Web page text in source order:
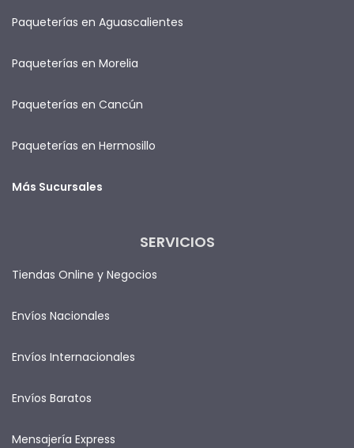
Paqueterías en Aguascalientes
Paqueterías en Morelia
Paqueterías en Cancún
Paqueterías en Hermosillo
Más Sucursales
SERVICIOS
Tiendas Online y Negocios
Envíos Nacionales
Envíos Internacionales
Envíos Baratos
Mensajería Express